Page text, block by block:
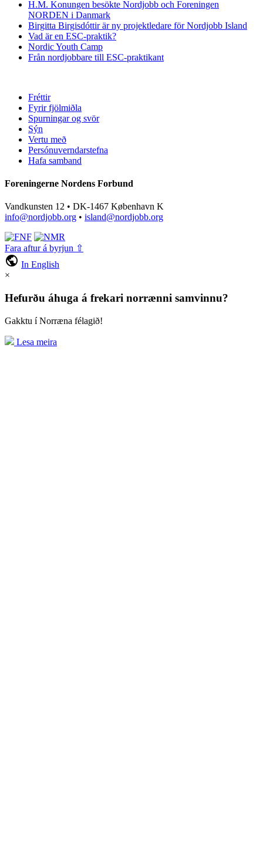
H.M. Konungen besökte Nordjobb och Foreningen
NORDEN i Danmark
Birgitta Birgisdóttir är ny projektledare för Nordjobb Island
Vad är en ESC-praktik?
Nordic Youth Camp
Från nordjobbare till ESC-praktikant
Fréttir
Fyrir fjölmiðla
Spurningar og svör
Sýn
Vertu með
Persónuverndarstefna
Hafa samband
Foreningerne Nordens Forbund
Vandkunsten 12 • DK-1467 København K
info@nordjobb.org • island@nordjobb.org
Fara aftur á byrjun ⇧
public In English
×
Hefurðu áhuga á frekari norrænni samvinnu?
Gakktu í Norræna félagið!
Lesa meira